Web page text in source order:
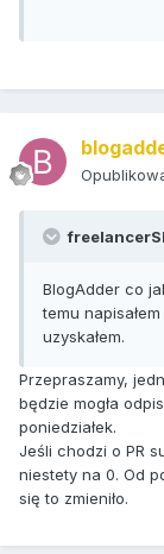
BlogAdder co
temu
uzyskałem.
Przepraszamy,
będzie mogła
poniedziałek.
Jeśli chodzi o PR
niestety na 0. Od
się to zmieniło.